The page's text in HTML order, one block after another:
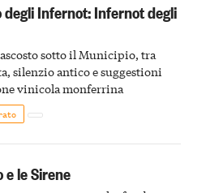
Infernot: Infernot degli
sotto il Municipio, tra
silenzio antico e suggestioni
vinicola monferrina
e le Sirene